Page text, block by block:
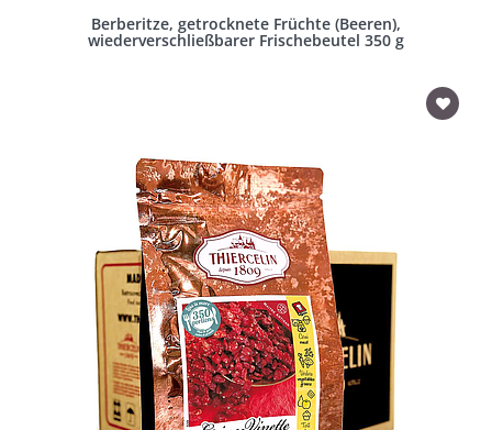
Berberitze, getrocknete Früchte (Beeren),
wiederverschließbarer Frischebeutel 350 g